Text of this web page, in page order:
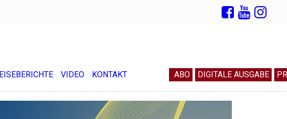
VIDEO KONTAKT ABO DIGITALE AUSGABE